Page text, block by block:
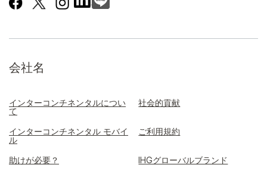
会社名
インターコンチネンタルについ
て
社会的貢献
インターコンチネンタル モバイ
ル
ご利用規約
助けが必要？
IHGグローバルブランド